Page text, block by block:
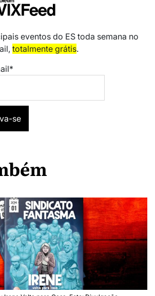
eventos do ES toda semana no
totalmente grátis.